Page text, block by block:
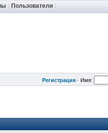
Пользователи
Регистрация · Имя: